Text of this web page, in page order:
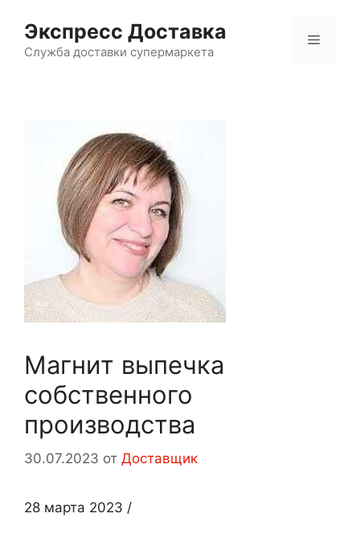
содержимому
Экспресс Доставка
Служба доставки супермаркета
Меню
Магнит выпечка
собственного
производства
30.07.2023 от Доставщик
28 марта 2023 /